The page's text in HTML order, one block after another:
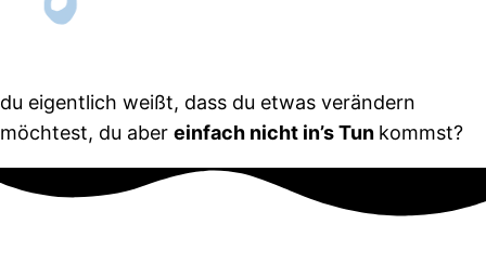
du eigentlich weißt, dass du etwas verändern
möchtest, du aber einfach nicht in’s Tun kommst?